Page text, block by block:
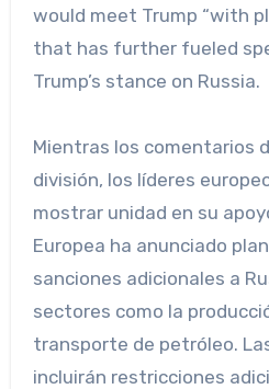
would meet Trump “with
that has further fueled
Trump’s stance on Russia.
Mientras los comentarios
división, los líderes
mostrar unidad en su
Europea ha anunciado
sanciones adicionales a
sectores como la
transporte de petróleo.
incluirán restricciones